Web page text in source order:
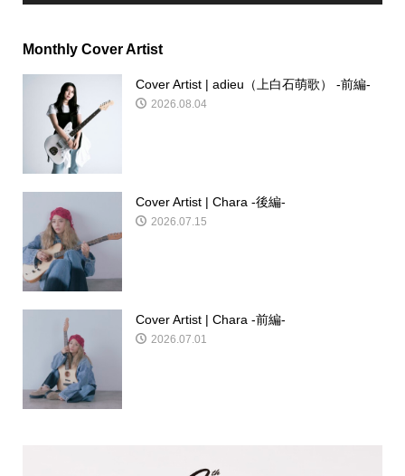
Monthly Cover Artist
Cover Artist | adieu（上白石萌歌） -前編-
2026.08.04
Cover Artist | Chara -後編-
2026.07.15
Cover Artist | Chara -前編-
2026.07.01